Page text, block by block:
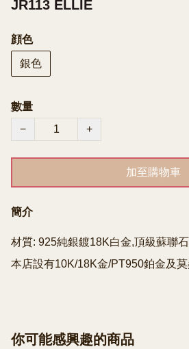
JR113 ELLIE
顔色
銀色
數量
−
+
加至購物車
簡介
材質: 925純銀鍍18K白金,頂級蘇聯石
本店設有10K/18K金/PT950鉑金及
你可能感興趣的商品